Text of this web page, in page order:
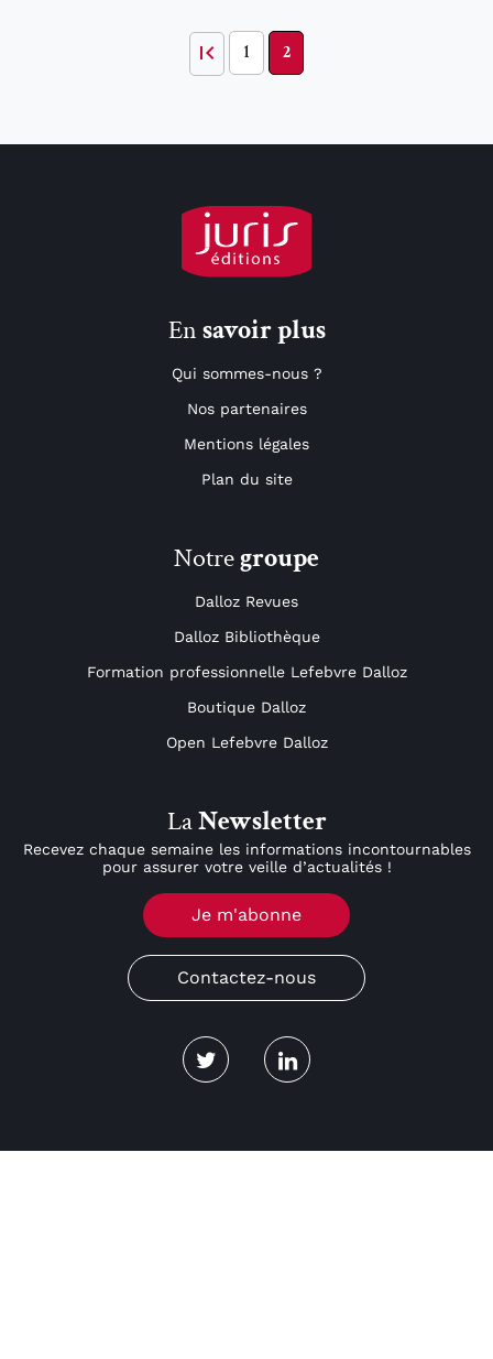
1 2
Ensavoir plus
Qui sommes-nous ?
Nos partenaires
Mentions légales
Plan du site
Notregroupe
Dalloz Revues
Dalloz Bibliothèque
Formation professionnelle Lefebvre Dalloz
Boutique Dalloz
Open Lefebvre Dalloz
LaNewsletter
Recevez chaque semaine les informations incontournables
pour assurer votre veille d’actualités !
Je m'abonne
Contactez-nous